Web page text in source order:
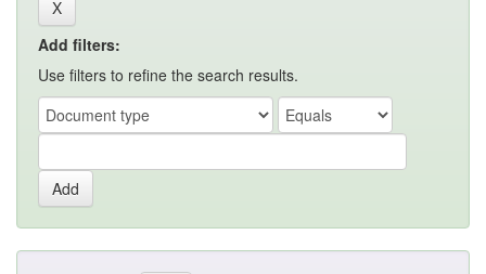
Add filters:
Use filters to refine the search results.